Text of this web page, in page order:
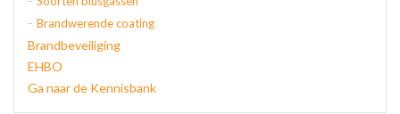
Brandwerende coating
Brandbeveiliging
EHBO
Ga naar de Kennisbank